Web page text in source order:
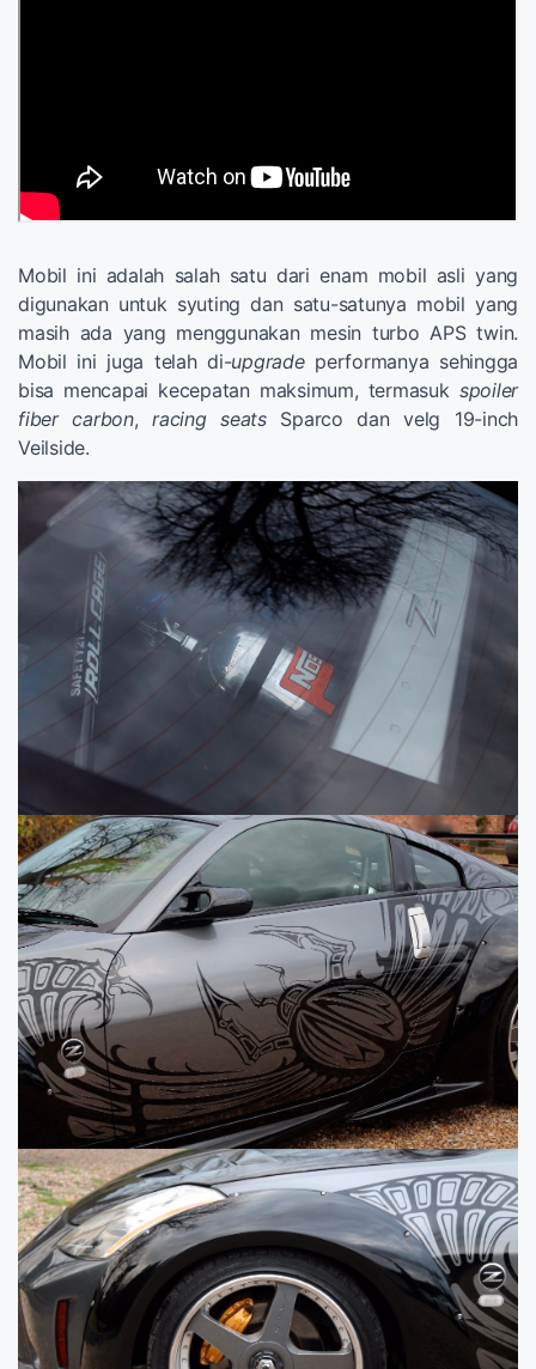
Mobil ini adalah salah satu dari enam mobil asli yang
digunakan untuk syuting dan satu-satunya mobil yang
masih ada yang menggunakan mesin turbo APS twin.
Mobil ini juga telah di-upgradeperformanya sehingga
bisa mencapai kecepatan maksimum, termasuk spoiler
fiber carbon,racing seatsSparco dan velg 19-inch
Veilside.